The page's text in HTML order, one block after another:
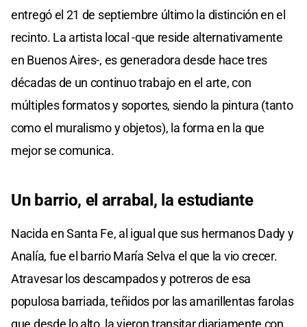
entregó el 21 de septiembre último la distinción en el
recinto. La artista local -que reside alternativamente
en Buenos Aires-, es generadora desde hace tres
décadas de un continuo trabajo en el arte, con
múltiples formatos y soportes, siendo la pintura (tanto
como el muralismo y objetos), la forma en la que
mejor se comunica.
Un barrio, el arrabal, la estudiante
Nacida en Santa Fe, al igual que sus hermanos Dady y
Analía, fue el barrio María Selva el que la vio crecer.
Atravesar los descampados y potreros de esa
populosa barriada, teñidos por las amarillentas farolas
que desde lo alto, la vieron transitar diariamente con